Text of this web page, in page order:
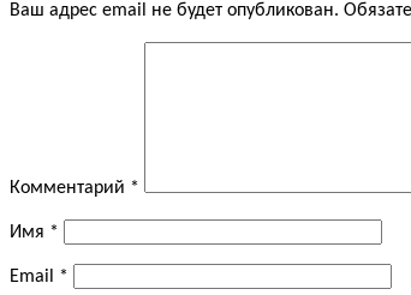
Ваш адрес email не будет опубликован.
Комментарий *
Имя *
Email *